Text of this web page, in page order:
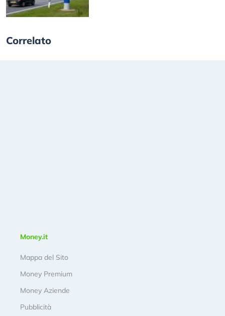
Correlato
Money.it
Mappa del Sito
Money Premium
Money Aziende
Pubblicità